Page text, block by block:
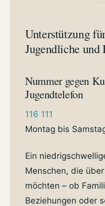
Unterstützung
Jugendliche und
Nummer gegen
Jugendtelefon
116 111
Montag bis
Ein
Menschen, die
möchten – ob
Beziehungen oder